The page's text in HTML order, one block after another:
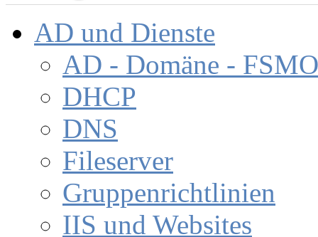
AD und Dienste
AD - Domäne - FSMO
DHCP
DNS
Fileserver
Gruppenrichtlinien
IIS und Websites